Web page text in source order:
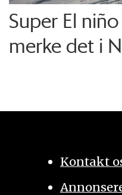
Super El
merke det i
Kontakt